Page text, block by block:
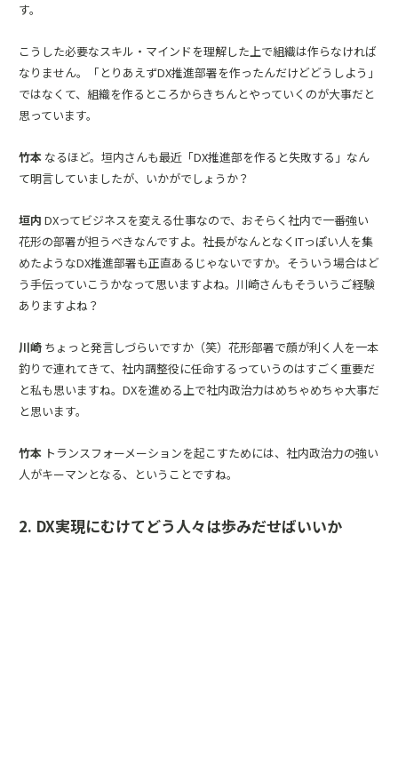
す。
こうした必要なスキル・マインドを理解した上で組織は作らなければ
なりません。「とりあえずDX推進部署を作ったんだけどどうしよう」
ではなくて、組織を作るところからきちんとやっていくのが大事だと
思っています。
竹本 なるほど。垣内さんも最近「DX推進部を作ると失敗する 」なん
て明言していましたが、いかがでしょうか？
垣内 DXってビジネスを変える仕事なので、おそらく社内で一番強い
花形の部署が担うべきなんですよ。社長がなんとなくITっぽい人を集
めたようなDX推進部署も正直あるじゃないですか。そういう場合はど
う手伝っていこうかなって思いますよね。川崎さんもそういうご経験
ありますよね？
川崎 ちょっと発言しづらいですか（笑）花形部署で顔が利く人を一本
釣りで連れてきて、社内調整役に任命するっていうのはすごく重要だ
と私も思いますね。DXを進める上で社内政治力はめちゃめちゃ大事だ
と思います。
竹本 トランスフォーメーションを起こすためには、社内政治力の強い
人がキーマンとなる、ということですね。
2. DX実現にむけてどう人々は歩みだせばいいか